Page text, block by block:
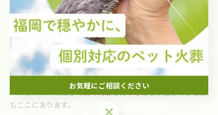
火葬の手配をしたいと考えるご家族も多いのが現状です。
また、休日や祝日など一般的な火葬場が対応できない時間帯
にも、訪問型のペット火葬サービスが選ばれています。飯塚
市でも「家族全員で見送りたい」「朝一番に葬儀を済ませて
仕事に行きたい」といった声が増えており、こうしたニーズ
ーのように、柔軟な時間帯対応を掲げる業者が選ばれる理由
もここにあります。お気軽にご相談ください
お気軽にご相談ください